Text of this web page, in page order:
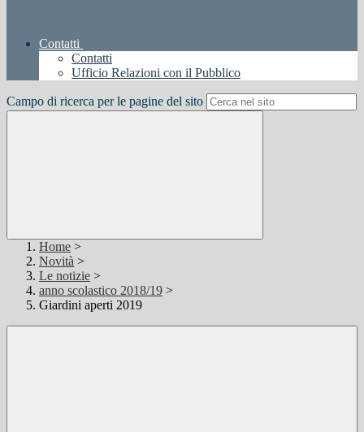
Contatti
Contatti
Ufficio Relazioni con il Pubblico
Campo di ricerca per le pagine del sito
Home >
Novità >
Le notizie >
anno scolastico 2018/19 >
Giardini aperti 2019